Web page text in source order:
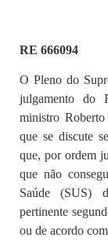
RE 666094
O Pleno do
julgamento do
ministro
que se discute
que, por ordem
que não
Saúde (SUS)
pertinente
ou de acordo